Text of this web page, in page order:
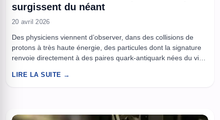
surgissent du néant
20 avril 2026
Des physiciens viennent d’observer, dans des collisions de
protons à très haute énergie, des particules dont la signature
renvoie directement à des paires quark-antiquark nées du vide
Collider de Brookhaven par la collaboration STAR, apporte une
LIRE LA SUITE →